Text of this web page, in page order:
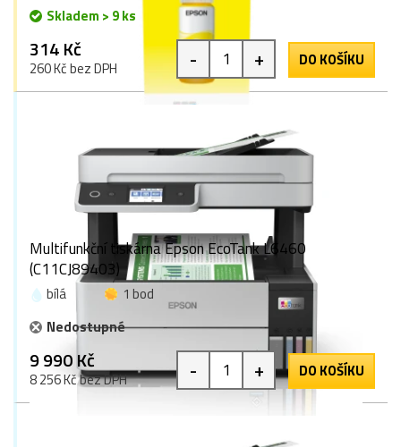
Skladem > 9 ks
314 Kč
260 Kč bez DPH - + DO KOŠÍKU
Multifunkční tiskárna Epson EcoTank L6460
(C11CJ89403)
bílá
1 bod
Nedostupné
9 990 Kč
8 256 Kč bez DPH - + DO KOŠÍKU